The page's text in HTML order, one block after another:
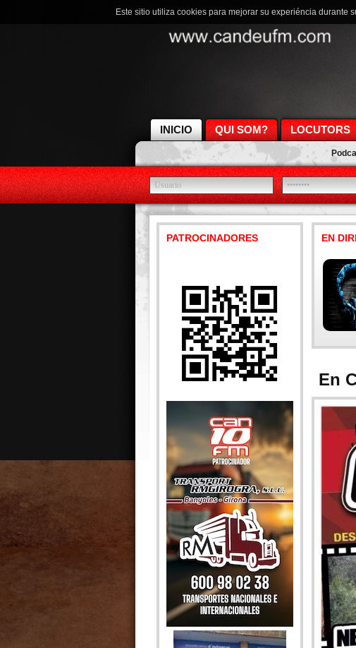
INICIO QUI SOM? LOCUTORS
PATROCINADORES EN
En
Este sitio utiliza cookies para mejorar su experiéncia durante